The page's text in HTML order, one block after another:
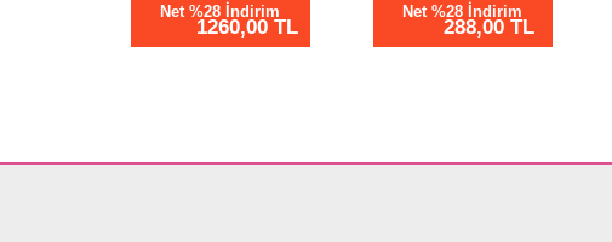
Net %28 İndirim
288,00 TL
Net %28 İndirim
612,01 TL